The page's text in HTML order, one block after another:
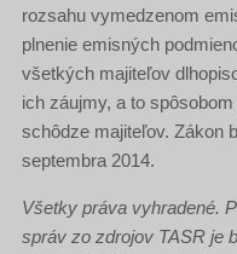
rozsahu vymedzenom
plnenie emisných
všetkých majiteľov
ich záujmy, a to
schôdze majiteľov. Zákon
septembra 2014.
Všetky práva vyhradené.
správ zo zdrojov TASR je